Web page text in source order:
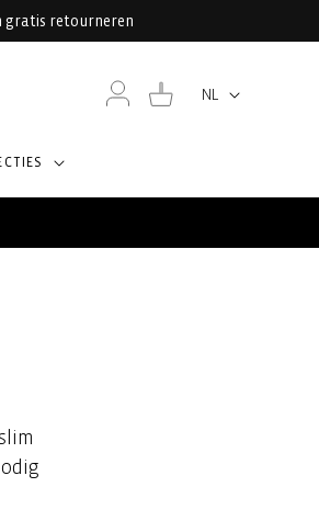
gratis retourneren
Taal NL
Inloggen
Winkelwagen